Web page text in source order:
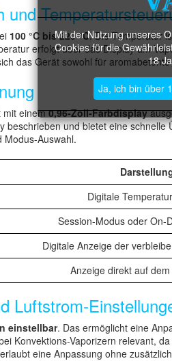
Mit der Nutzung unseres
Cookies für die
18
Ja, ich bin über
und
100 °C bis 220 °C. Die Temperatur
erfolgt über das Display am
das Gerät sowohl für
mit einem0,96-Zoll-Farbdisplay
beschrieben und bietet eine
Modus-Auswahl.
Digitale
Session-Modus oder On-
Digitale Anzeige der
Anzeige direkt auf
Luftstrom-
einstellbar. Das ermöglicht eine
Konvektions-Vaporizern relevant,
eine Anpassung ohne